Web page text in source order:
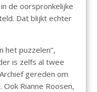
de oorspronkelijke
Dat blijkt echter
puzzelen’’,
is zelfs al twee
gereden om
Rianne Roosen,